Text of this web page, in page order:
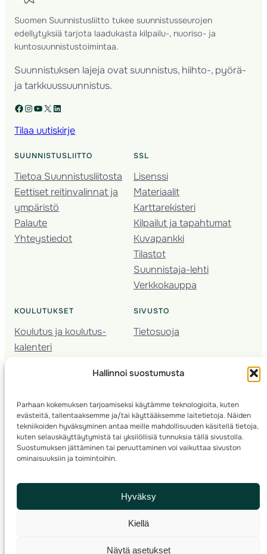
Hallinnoi suostumusta
Parhaan kokemuksen tarjoamiseksi käytämme teknologioita, kuten
evästeitä, tallentaaksemme ja/tai käyttääksemme laitetietoja. Näiden
tekniikoiden hyväksyminen antaa meille mahdollisuuden käsitellä tietoja,
kuten selauskäyttäytymistä tai yksilöllisiä tunnuksia tällä sivustolla.
Suostumuksen jättäminen tai peruuttaminen voi vaikuttaa sivuston
ominaisuuksiin ja toimintoihin.
Hyväksy
Kiellä
Näytä asetukset
Suomen Suunnistusliitto tukee suunnistusseurojen
edellytyksiä tarjota laadukasta kilpailu-, nuoriso- ja
kuntosuunnistustoimintaa.
Suunnistuksen lajeja ovat suunnistus, hiihto-, pyörä-
ja tarkkuussuunnistus.
Facebook Instagram YouTube X LinkedIn
Tilaa uutiskirje
SUUNNISTUSLIITTO
Tietoa Suunnistusliitosta
Eettiset reitinvalinnat ja
ympäristö
Palaute
Yhteystiedot
SSL
Lisenssi
Materiaalit
Karttarekisteri
Kilpailut ja tapahtumat
Kuvapankki
Tilastot
Suunnistaja-lehti
Verkkokauppa
KOULUTUKSET
Koulutus ja koulutus­
kalenteri
Seura­kehittäminen
Kartoitus
Ratamestari
SIVUSTO
Tietosuoja
© 2025 ·Suomen Suunnistusliitto· Valimotie 10, 00380 Helsinki, Finland
info(a)suunnistusliitto.fi,Rastilipun asiat: rastilippu(a)suunnistusliitto.fi
Kilpailut ja kuntorastit – Rastilippu:::Rastilipun ohjeet